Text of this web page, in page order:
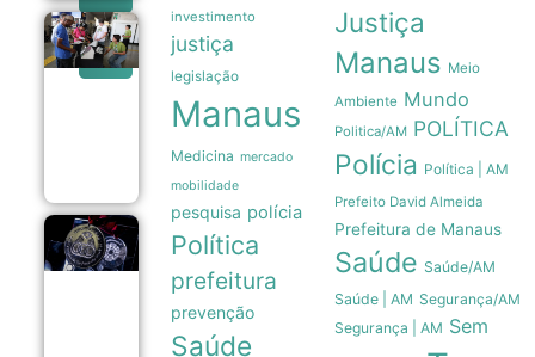
Eleições
2026:
partidos têm
até o dia 15
para
oficializar
candidaturas
08/08
Legado
paralímpico:
a trajetória
da primeira
medalha do
Brasil em
1976
investimento
justiça
legislação
Manaus
Medicina mercado
mobilidade
pesquisa polícia
Política
prefeitura
prevenção
Saúde
Justiça
Manaus Meio
Ambiente Mundo
Politica/AM POLÍTICA
Polícia Política | AM
Prefeito David Almeida
Prefeitura de Manaus
Saúde Saúde/AM
Saúde | AM Segurança/AM
Segurança | AM Sem